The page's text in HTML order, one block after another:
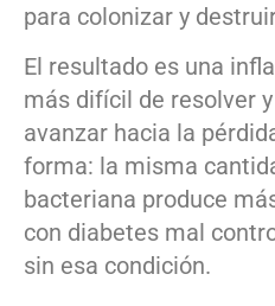
para colonizar y
El resultado es una
más difícil de resolver
avanzar hacia la
forma: la misma
bacteriana produce
con diabetes mal
sin esa condición.